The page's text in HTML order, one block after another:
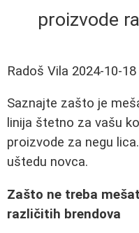
proizvode
Radoš Vila 2024-10-18
Saznajte zašto je
linija štetno za vašu
proizvode za negu
uštedu novca.
Zašto ne treba
različitih brendova